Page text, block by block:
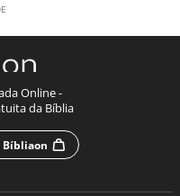
Online -
da Bíblia
Bíbliaon